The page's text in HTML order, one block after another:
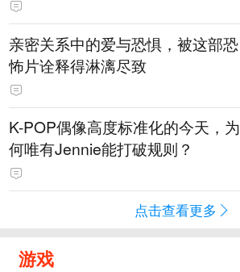
亲密关系中的爱与恐惧，被这部恐
怖片诠释得淋漓尽致
K-POP偶像高度标准化的今天，为
何唯有Jennie能打破规则？
点击查看更多
游戏